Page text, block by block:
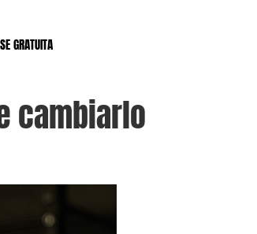
GRATUITA
cambiarlo